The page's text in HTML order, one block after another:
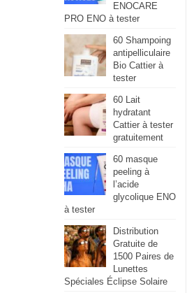
ENOCARE
PRO ENO à tester
60 Shampoing
antipelliculaire
Bio Cattier à
tester
60 Lait
hydratant
Cattier à tester
gratuitement
60 masque
peeling à
l’acide
glycolique ENO
à tester
Distribution
Gratuite de
1500 Paires de
Lunettes
Spéciales Éclipse Solaire